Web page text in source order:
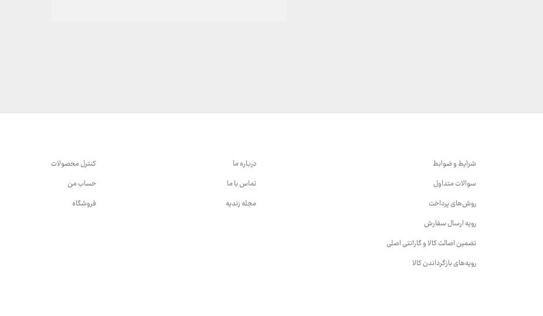
شرایط و ضوابط
سوالات متداول
روش‌های پرداخت
رویه ارسال سفارش
تضمین اصالت کالا و گارانتی اصلی
رویه‌های بازگرداندن کالا
درباره ما
تماس با ما
مجله زندیه
کنترل محصولات
حساب من
فروشگاه